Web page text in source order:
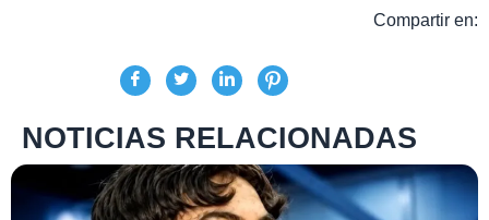
Compartir en:
NOTICIAS RELACIONADAS